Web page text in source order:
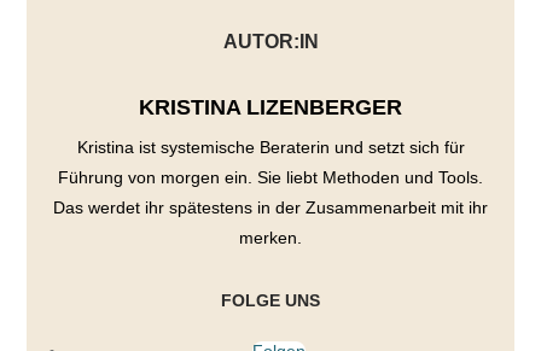
AUTOR:IN
KRISTINA LIZENBERGER
Kristina ist systemische Beraterin und setzt sich für
Führung von morgen ein. Sie liebt Methoden und Tools.
Das werdet ihr spätestens in der Zusammenarbeit mit ihr
merken.
FOLGE UNS